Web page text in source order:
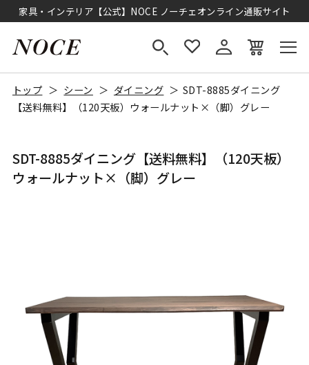
家具・インテリア【公式】NOCE ノーチェオンライン通販サイト
トップ シーン ダイニング
SDT-8885ダイニング
【送料無料】（120天板）ウォールナット×（脚）グレー
SDT-8885ダイニング【送料無料】（120天板）
ウォールナット×（脚）グレー